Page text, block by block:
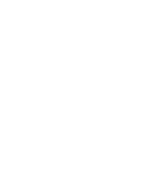
了！人工成本是最大變數 占整體